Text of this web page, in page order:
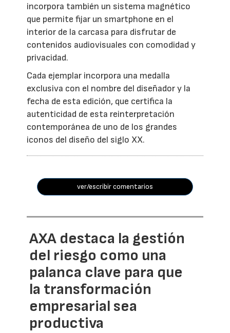
incorpora también un sistema magnético
que permite fijar un smartphone en el
interior de la carcasa para disfrutar de
contenidos audiovisuales con comodidad y
privacidad.
Cada ejemplar incorpora una medalla
exclusiva con el nombre del diseñador y la
fecha de esta edición, que certifica la
autenticidad de esta reinterpretación
contemporánea de uno de los grandes
iconos del diseño del siglo XX.
ver/escribir comentarios
AXA destaca la gestión
del riesgo como una
palanca clave para que
la transformación
empresarial sea
productiva